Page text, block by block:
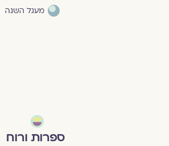
מעגל השנה
ספרות ורוח